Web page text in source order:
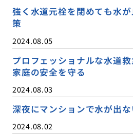
強く水道元栓を閉めても水
策
2024.08.05
プロフェッショナルな水道
家庭の安全を守る
2024.08.03
深夜にマンションで水が出
2024.08.02